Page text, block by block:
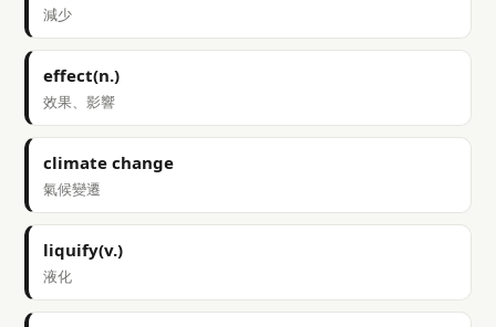
減少
effect(n.)
效果、影響
climate change
氣候變遷
liquify(v.)
液化